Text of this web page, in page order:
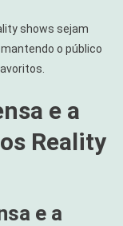
shows sejam
o público
e a
Reality
e a